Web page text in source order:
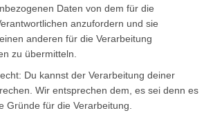
Daten von dem für die
anzufordern und sie
anderen für die Verarbeitung
zu übermitteln.
Du kannst der Verarbeitung deiner
Wir entsprechen dem, es sei denn es
Gründe für die Verarbeitung.